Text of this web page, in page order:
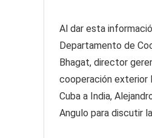
Al dar esta
Departamento de
Bhagat, director
cooperación exterior
Cuba a India,
Angulo para discutir